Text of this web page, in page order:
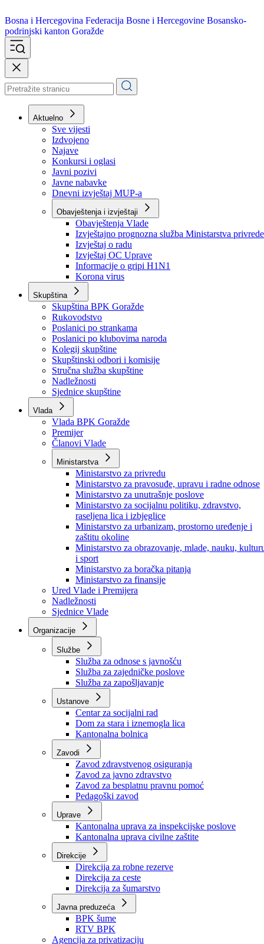
Bosna i Hercegovina
podrinjski kanton Goražde
Aktuelno
Sve vijesti
Izdvojeno
Najave
Konkursi i oglasi
Javni pozivi
Javne nabavke
Dnevni izvještaj MUP-a
Obavještenja i izvještaji
Obavještenja Vlade
Izvještajno prognozna služba Ministarstva privrede
Izvještaj o radu
Izvještaj OC Uprave
Informacije o gripi H1N1
Korona virus
Skupština
Skupština BPK Goražde
Rukovodstvo
Poslanici po strankama
Poslanici po klubovima naroda
Kolegij skupštine
Skupštinski odbori i komisije
Stručna služba skupštine
Nadležnosti
Sjednice skupštine
Vlada
Vlada BPK Goražde
Premijer
Članovi Vlade
Ministarstva
Ministarstvo za privredu
Ministarstvo za pravosuđe, upravu i radne odnose
Ministarstvo za unutrašnje poslove
Ministarstvo za socijalnu politiku, zdravstvo,
raseljena lica i izbjeglice
Ministarstvo za urbanizam, prostorno uređenje i
zaštitu okoline
Ministarstvo za obrazovanje, mlade, nauku,
i sport
Ministarstvo za boračka pitanja
Ministarstvo za finansije
Ured Vlade i Premijera
Nadležnosti
Sjednice Vlade
Organizacije
Službe
Služba za odnose s javnošću
Služba za zajedničke poslove
Služba za zapošljavanje
Ustanove
Centar za socijalni rad
Dom za stara i iznemogla lica
Kantonalna bolnica
Zavodi
Zavod zdravstvenog osiguranja
Zavod za javno zdravstvo
Zavod za besplatnu pravnu pomoć
Pedagoški zavod
Kantonalna uprava za inspekcijske poslove
Kantonalna uprava civilne zaštite
Direkcije
Direkcija za robne rezerve
Direkcija za ceste
Direkcija za šumarstvo
Javna preduzeća